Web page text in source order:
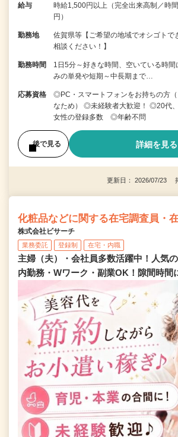
給与
時給1,500円以上（完全出来高制／時
円）
勤務地
佐賀県等【ご希望の地域でオシゴト
相談ください！】
勤務時間
1日5分～好きな時間、空いている時
みの単発や短期～中長期まで…
応募資格
◎PC・スマートフォンをお持ちの方
なため） ◎未経験者大歓迎！ ◎20代
女性の登録多数 ◎年齢不問
後で見る 詳細を見る
更新日： 2026/07/23
化粧品などに関する在宅調査員・
株式会社ビサーチ
業務委託 登録制 在宅・内職
主婦（夫）・会社員多数活躍中！人気
内勤務・Wワーク・副業OK！隙間時